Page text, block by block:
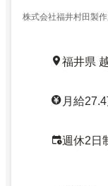
株式会社福井村田製
福井県
月給
週休2日